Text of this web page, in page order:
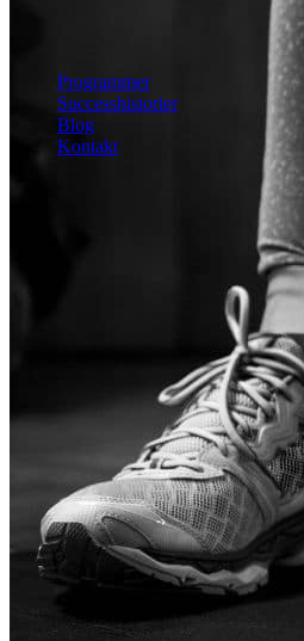
Programmer
Successhistorier
Blog
Kontakt
Log ind